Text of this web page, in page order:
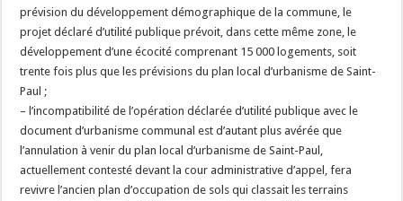
prévision du développement démographique de la commune, le
projet déclaré d’utilité publique prévoit, dans cette même zone, le
développement d’une écocité comprenant 15 000 logements, soit
trente fois plus que les prévisions du plan local d’urbanisme de Saint-
Paul ;
– l’incompatibilité de l’opération déclarée d’utilité publique avec le
document d’urbanisme communal est d’autant plus avérée que
l’annulation à venir du plan local d’urbanisme de Saint-Paul,
actuellement contesté devant la cour administrative d’appel, fera
revivre l’ancien plan d’occupation de sols qui classait les terrains